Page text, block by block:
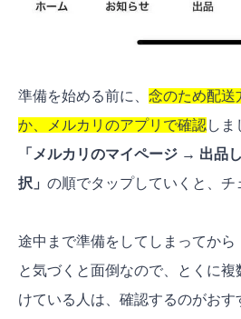
準備を始める前に、 念のため配送
か、メルカリのアプリで確認しま
「メルカリのマイページ → 出品
択」 の順でタップしていくと、チ
途中まで準備をしてしまってから
と気づくと面倒なので、とくに
けている人は、確認するのがおす